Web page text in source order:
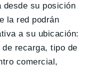
su posición
la red podrán
a su ubicación:
recarga, tipo de
comercial,